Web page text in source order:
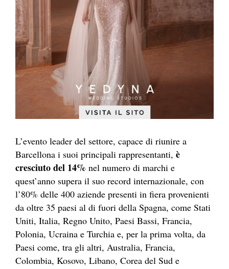
L’evento leader del settore, capace di riunire a
Barcellona i suoi principali rappresentanti, è
cresciuto del 14% nel numero di marchi e
quest’anno supera il suo record internazionale, con
l’80% delle 400 aziende presenti in fiera provenienti
da oltre 35 paesi al di fuori della Spagna, come Stati
Uniti, Italia, Regno Unito, Paesi Bassi, Francia,
Polonia, Ucraina e Turchia e, per la prima volta, da
Paesi come, tra gli altri, Australia, Francia,
Colombia, Kosovo, Libano, Corea del Sud e